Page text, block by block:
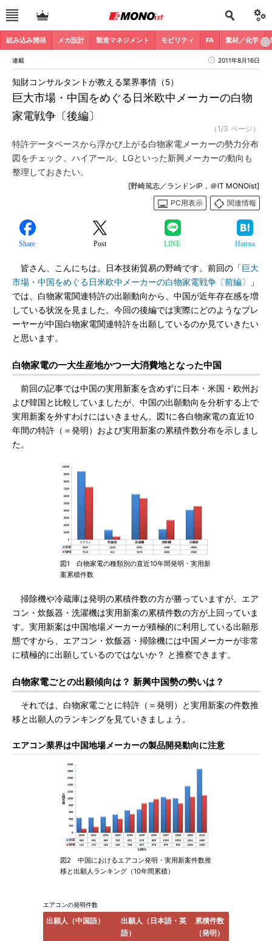
組み込み開発 メカ設計 製造マネジメント モビリティ FA 素材／化学
連載 2011年8月16日
巨大市場・中国をめぐる日米欧中メーカーの白物
家電戦争〔後編〕
知財コンサルタントが教える業界事情（5）
（1/3 ページ）
特許データベースから浮かび上がる白物家電メーカーの勢力分布
図をチェック。ハイアール、LGといった新興メーカーの動向も
整理しておきたい。
[野崎篤志／ランドンIP，＠IT MONOist]
PC用表示
関連情報
Share Post LINE Hatena
皆さん、こんにちは。日本技術貿易の野崎です。前回の「巨大
市場・中国をめぐる日米欧中メーカーの白物家電戦争〔前編〕
」
では、白物家電関連特許の出願動向から、中国が近年存在感を増
している状況を見ました。今回の後編では実際にどのようなプレ
ーヤーが中国白物家電関連特許を出願しているのか見ていきたい
と思います。
白物家電の一大生産地かつ一大消費地となった中国
前回の記事では中国の実用新案を含めずに日本・米国・欧州お
よび韓国と比較していましたが、中国の出願動向を分析する上で
実用新案を外すわけにはいきません。図1に各白物家電の直近10
年間の特許（＝発明）および実用新案の累積件数分布を示しまし
た。
図1 白物家電の種類別の直近10年間発明・実用新
案累積件数
掃除機や冷蔵庫は発明の累積件数の方が勝っていますが、エア
コン・炊飯器・洗濯機は実用新案の累積件数の方が上回っていま
す。実用新案は中国地場メーカーが積極的に利用している出願形
態ですから、エアコン・炊飯器・掃除機には中国メーカーが非常
に積極的に出願しているのではないか？ と推察できます。
白物家電ごとの出願傾向は？ 新興中国勢の勢いは？
それでは、白物家電ごとに特許（＝発明）と実用新案の件数推
移と出願人のランキングを見ていきましょう。
エアコン業界は中国地場メーカーの製品開発動向に注意
図2 中国におけるエアコン発明・実用新案件数推
移と出願人ランキング（10年間累積）
エアコンの発明件数
出願人（中国語）
出願人（日本語・英
語）
累積件数
（発明）